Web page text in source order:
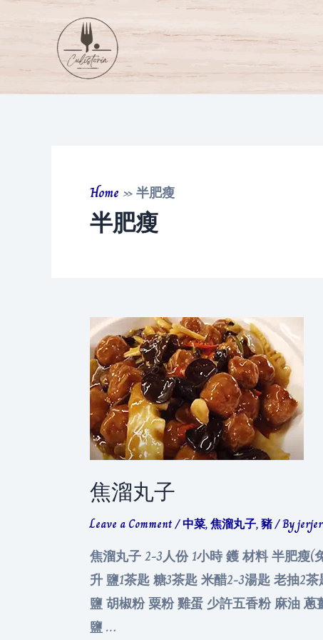
content
Home »半肥瘦
半肥瘦
焦溜丸子
Leave a Comment/中菜,焦溜丸子,豬/ By
焦溜丸子 2-3人份 1小時 鑊 材料 半肥瘦(
升 鹽1茶匙 糖3茶匙 米醋2-3湯匙 老抽2
鹽 胡椒粉 粟粉 雞蛋 少許五香粉 麻油
鹽 …